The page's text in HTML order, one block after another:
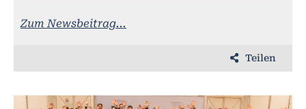
Zum Newsbeitrag...
Teilen